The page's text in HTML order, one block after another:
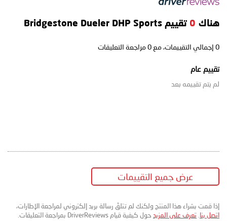
هناك 0 تقييم Bridgestone Dueler DHP Sports
0 إجمالي التقييمات، مع 0 مراجعة التعليقات
تقييم عام
لم يتم تقييمه بعد
عرض جميع التقييمات
إذا قمت بشراء هذا المنتج ولكنك لم تتلقَ رسالة بريد إلكتروني لمراجعة الإطارات،
اتصل بنا تعرف على المزيد حول كيفية قيام DriverReviews بمراجعة التعليقات.